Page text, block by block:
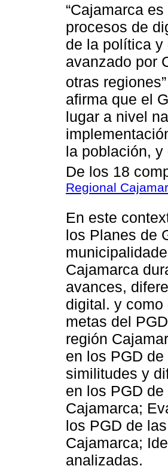
“Cajamarca
procesos de
de la política y
avanzado por
otras
afirma que el
lugar a nivel
la población,
De los 18
Regional
En este
los Planes de
Cajamarca
avances,
digital. y
metas del
región
en los PGD
similitudes y
en los PGD
Cajamarca;
los PGD de
Cajamarca;
analizadas.